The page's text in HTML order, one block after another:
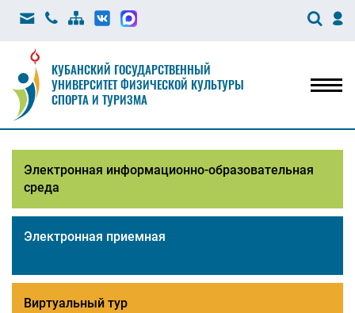
КУБАНСКИЙ ГОСУДАРСТВЕННЫЙ
УНИВЕРСИТЕТ ФИЗИЧЕСКОЙ КУЛЬТУРЫ
СПОРТА И ТУРИЗМА
Электронная информационно-образовательная
среда
Электронная приемная
Виртуальный тур